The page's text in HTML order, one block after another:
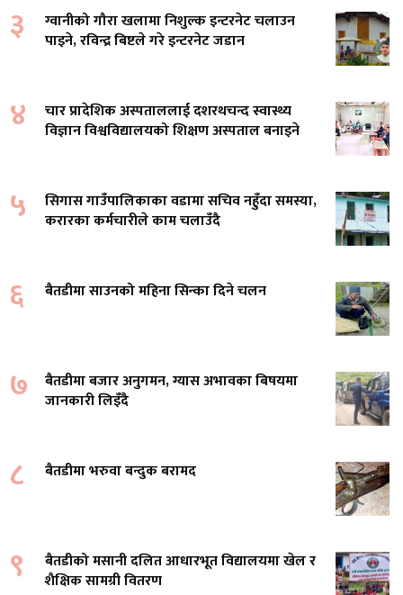
३
ग्वानीको गौरा खलामा निशुल्क इन्टरनेट चलाउन
पाइने, रविन्द्र बिष्टले गरे इन्टरनेट जडान
४
चार प्रादेशिक अस्पताललाई दशरथचन्द स्वास्थ्य
विज्ञान विश्वविद्यालयको शिक्षण अस्पताल बनाइने
५
सिगास गाउँपालिकाका वडामा सचिव नहुँदा समस्या,
करारका कर्मचारीले काम चलाउँदै
६ बैतडीमा साउनको महिना सिन्का दिने चलन
७
बैतडीमा बजार अनुगमन, ग्यास अभावका बिषयमा
जानकारी लिइँदै
८ बैतडीमा भरुवा बन्दुक बरामद
९
बैतडीको मसानी दलित आधारभूत विद्यालयमा खेल र
शैक्षिक सामग्री वितरण